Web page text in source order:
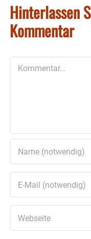
Hinterlassen
Kommentar